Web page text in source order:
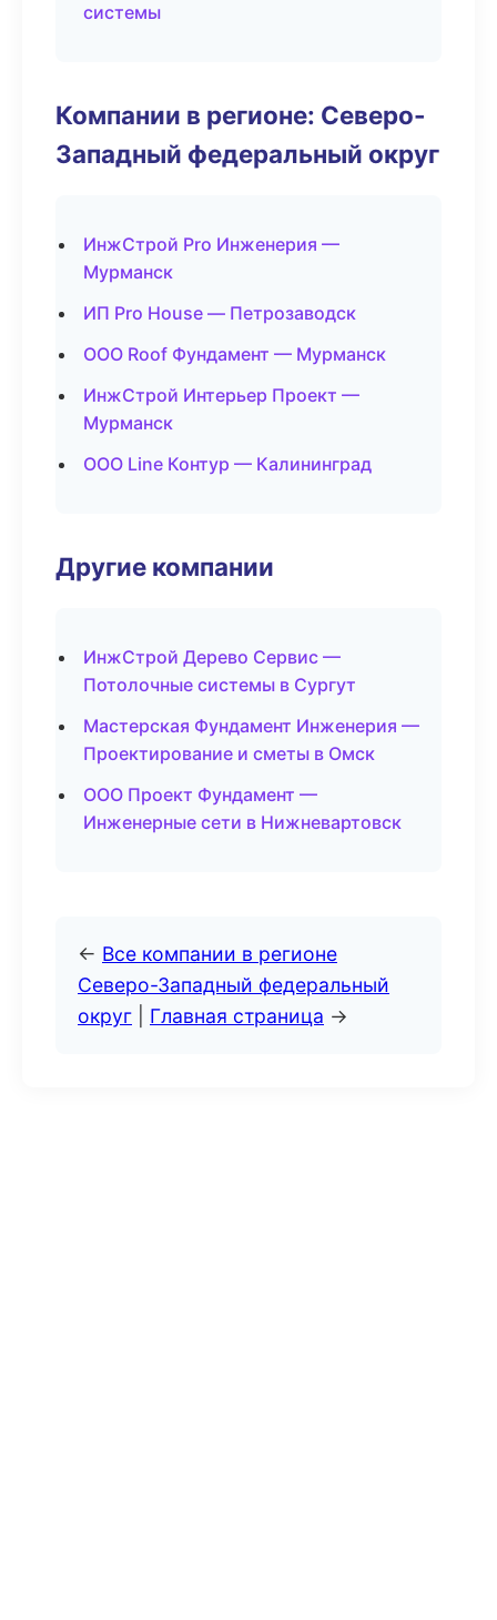
системы
Компании в регионе: Северо-
Западный федеральный округ
ИнжСтрой Pro Инженерия —
Мурманск
ИП Pro House — Петрозаводск
ООО Roof Фундамент — Мурманск
ИнжСтрой Интерьер Проект —
Мурманск
ООО Line Контур — Калининград
Другие компании
ИнжСтрой Дерево Сервис —
Потолочные системы в Сургут
Мастерская Фундамент Инженерия —
Проектирование и сметы в Омск
ООО Проект Фундамент —
Инженерные сети в Нижневартовск
← Все компании в регионе
Северо-Западный федеральный
округ
Главная страница →